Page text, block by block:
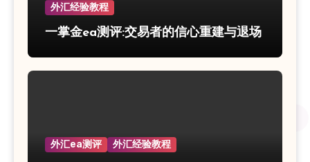
外汇经验教程
一掌金ea测评:交易者的信心重建与退场
外汇ea测评 外汇经验教程